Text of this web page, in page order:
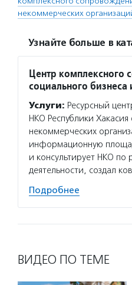
некоммерческих
Узнайте больше в
Центр комплексного
социального
Услуги: Ресурсный
НКО Республики Хакасия
некоммерческих
информационную
и консультирует НКО по
деятельности, создал
Подробнее
ВИДЕО ПО ТЕМЕ